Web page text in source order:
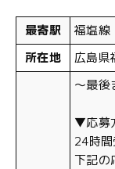
最寄駅
福塩
所在地
広島県
〜最後
▼応募
24時
下記の